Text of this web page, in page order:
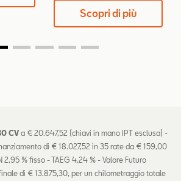
Scopri di più
CV a € 20.647,52 (chiavi in mano IPT esclusa) -
di € 18.027,52 in 35 rate da € 159,00
2,95 % fisso - TAEG 4,24 % - Valore Futuro
di € 13.875,30, per un chilometraggio totale